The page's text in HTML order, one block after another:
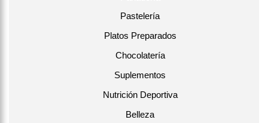
Pastelería
Platos Preparados
Chocolatería
Suplementos
Nutrición Deportiva
Belleza